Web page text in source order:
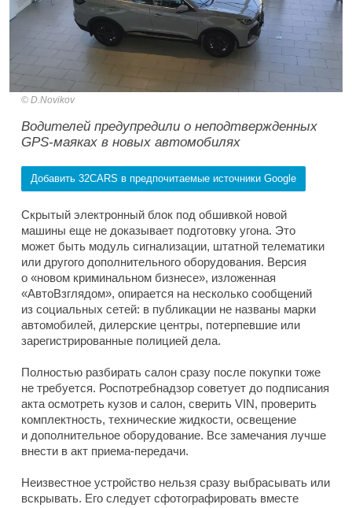
D.Novikov
Водителей предупредили о неподтвержденных
GPS-маяках в новых автомобилях
Добавить 32CARS в предпочитаемые источники Google
Скрытый электронный блок под обшивкой новой
машины еще не доказывает подготовку угона. Это
может быть модуль сигнализации, штатной телематики
или другого дополнительного оборудования. Версия
о «новом криминальном бизнесе», изложенная
«АвтоВзглядом», опирается на несколько сообщений
из социальных сетей: в публикации не названы марки
автомобилей, дилерские центры, потерпевшие или
зарегистрированные полицией дела.
Полностью разбирать салон сразу после покупки тоже
не требуется. Роспотребнадзор советует до подписания
акта осмотреть кузов и салон, сверить VIN, проверить
комплектность, технические жидкости, освещение
и дополнительное оборудование. Все замечания лучше
внести в акт приема-передачи.
Неизвестное устройство нельзя сразу выбрасывать или
вскрывать. Его следует сфотографировать вместе